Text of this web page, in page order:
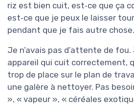
riz est bien cuit, est‑ce que ça
est‑ce que je peux le laisser
pendant que je fais autre chose.
Je n’avais pas d’attente de
appareil qui cuit correctement,
trop de place sur le plan de
une galère à nettoyer. Pas
», « vapeur », « céréales